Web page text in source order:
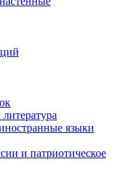
языки
и патриотическое